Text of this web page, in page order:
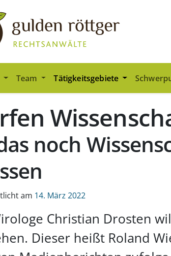
Team Tätigkeitsgebiete
noch
am 14. März 2022
Christian Drosten
Dieser heißt Roland